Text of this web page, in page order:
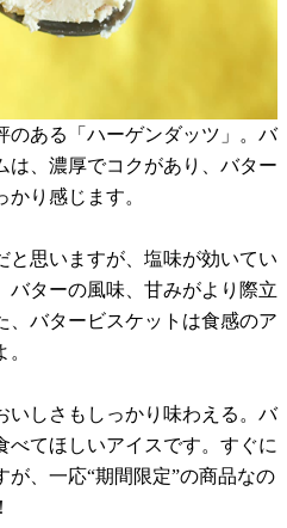
のある「ハーゲンダッツ」。バ
は、濃厚でコクがあり、バター
り感じます。
と思いますが、塩味が効いてい
ターの風味、甘みがより際立
、バタービスケットは食感のア
いしさもしっかり味わえる。バ
べてほしいアイスです。すぐに
が、一応“期間限定”の商品なの